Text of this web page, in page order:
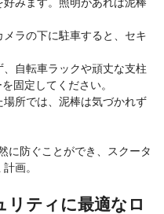
好みます。照明があれば泥棒
メラの下に駐車すると、セキ
、自転車ラックや頑丈な支柱
固定してください。
場所では、泥棒は気づかれず
に防ぐことができ、スクータ
画。
リティに最適なロ